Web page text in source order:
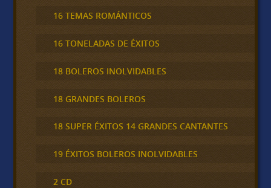
16 TEMAS ROMÁNTICOS
16 TONELADAS DE ÉXITOS
18 BOLEROS INOLVIDABLES
18 GRANDES BOLEROS
18 SUPER ÉXITOS 14 GRANDES CANTANTES
19 ÉXITOS BOLEROS INOLVIDABLES
2 CD